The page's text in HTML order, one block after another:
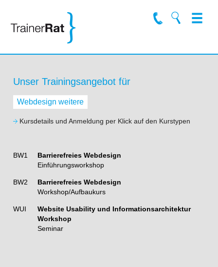
Unser Trainingsangebot für
Webdesign weitere
Kursdetails und Anmeldung per Klick auf den Kurstypen
BW1
Barrierefreies Webdesign
Einführungsworkshop
BW2
Barrierefreies Webdesign
Workshop/Aufbaukurs
WUI
Website Usability und Informationsarchitektur
Workshop
Seminar